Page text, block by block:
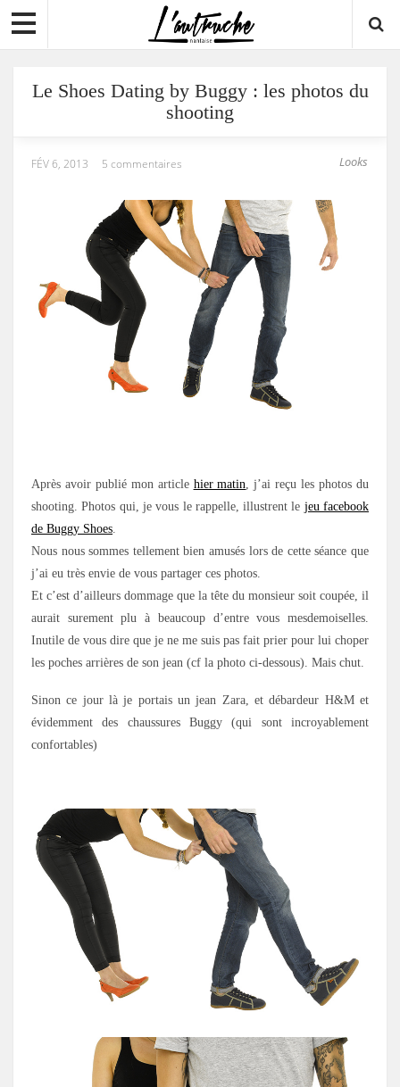
Le Shoes Dating by Buggy : les photos du
shooting
Looks
FÉV 6, 2013 5 commentaires
Après avoir publié mon article hier matin , j’ai reçu les photos du
shooting. Photos qui, je vous le rappelle, illustrent le jeu facebook
de Buggy Shoes
Nous nous sommes tellement bien amusés lors de cette séance que
j’ai eu très envie de vous partager ces photos.
Et c’est d’ailleurs dommage que la tête du monsieur soit coupée, il
aurait surement plu à beaucoup d’entre vous mesdemoiselles.
Inutile de vous dire que je ne me suis pas fait prier pour lui choper
les poches arrières de son jean (cf la photo ci-dessous). Mais chut.
Sinon ce jour là je portais un jean Zara, et débardeur H&M et
évidemment des chaussures Buggy (qui sont incroyablement
confortables)